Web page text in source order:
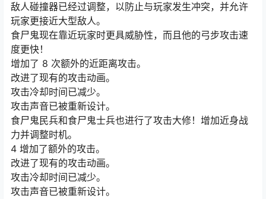
敌人碰撞器已经过调整，以防止与玩家发生冲突，并允许
玩家更接近大型敌人。
食尸鬼现在靠近玩家时更具威胁性，而且他的弓步攻击速
度更快！
增加了 8 次额外的近距离攻击。
改进了现有的攻击动画。
攻击冷却时间已减少。
攻击声音已被重新设计。
食尸鬼民兵和食尸鬼士兵也进行了攻击大修！增加近身战
力并调整时机。
4 增加了额外的攻击。
改进了现有的攻击动画。
攻击冷却时间已减少。
攻击声音已被重新设计。